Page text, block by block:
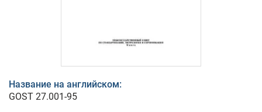
Название на английском:
GOST 27.001-95